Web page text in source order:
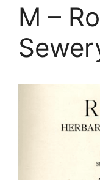
M –